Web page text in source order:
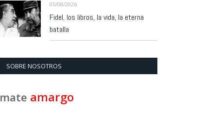
05/08/2026
Fidel, los libros, la vida, la eterna
batalla
SOBRE NOSOTROS
mate amargo